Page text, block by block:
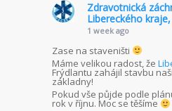
Zdravotnická
Libereckého
1 week ago
Zase na staveništi
Máme velikou radost, že
Frýdlantu zahájil stavbu
základny!
Pokud vše půjde podle
rok v říjnu. Moc se těšíme